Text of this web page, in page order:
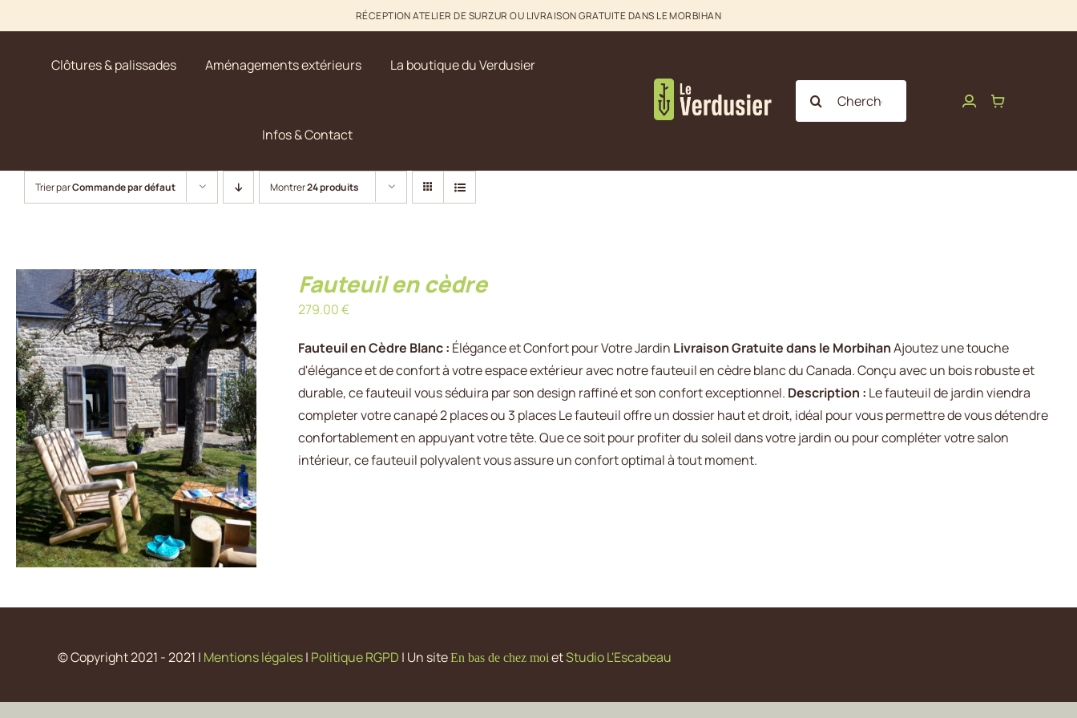
au
RÉCEPTION ATELIER DE SURZUR OU LIVRAISON GRATUITE DANS LE MORBIHAN
Clôtures & palissades Aménagements extérieurs La boutique du Verdusier
Infos & Contact
Trier parCommande par défaut Montrer24 produits
AJOUTER AU PANIER / APERÇU
Fauteuil en cèdre
279.00€
Fauteuil en Cèdre Blanc : Élégance et Confort pour Votre Jardin Livraison Gratuite dans le MorbihanAjoutez une touche
d'élégance et de confort à votre espace extérieur avec notre fauteuil en cèdre blanc du Canada. Conçu avec un bois robuste et
durable, ce fauteuil vous séduira par son design raffiné et son confort exceptionnel. Description : Le fauteuil de jardin viendra
completer votre canapé 2 places ou 3 places Le fauteuil offre un dossier haut et droit, idéal pour vous permettre de vous détendre
confortablement en appuyant votre tête. Que ce soit pour profiter du soleil dans votre jardin ou pour compléter votre salon
intérieur, ce fauteuil polyvalent vous assure un confort optimal à tout moment.
© Copyright 2021 - 2021 | Mentions légales| Politique RGPD | Un siteEn bas de chez moietStudio L'Escabeau